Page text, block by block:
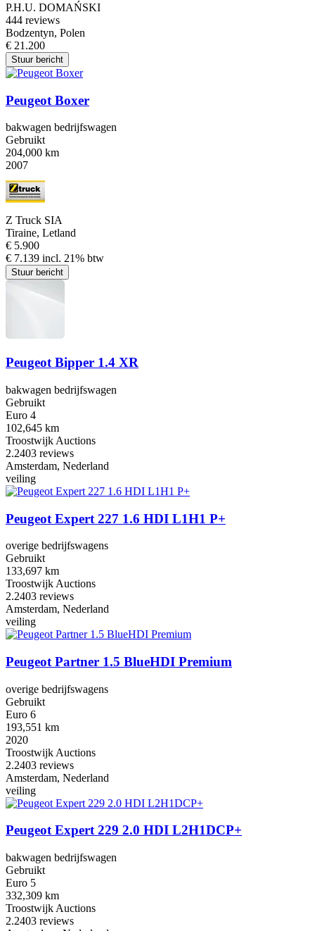
P.H.U. DOMAŃSKI
444 reviews
Bodzentyn, Polen
€ 21.200
Stuur bericht
Peugeot Boxer
bakwagen bedrijfswagen
Gebruikt
204,000 km
2007
Z Truck SIA
Tiraine, Letland
€ 5.900
€ 7.139 incl. 21% btw
Stuur bericht
Peugeot Bipper 1.4 XR
bakwagen bedrijfswagen
Gebruikt
Euro 4
102,645 km
Troostwijk Auctions
2.2403 reviews
Amsterdam, Nederland
veiling
Peugeot Expert 227 1.6 HDI L1H1 P+
overige bedrijfswagens
Gebruikt
133,697 km
Troostwijk Auctions
2.2403 reviews
Amsterdam, Nederland
veiling
Peugeot Partner 1.5 BlueHDI Premium
overige bedrijfswagens
Gebruikt
Euro 6
193,551 km
2020
Troostwijk Auctions
2.2403 reviews
Amsterdam, Nederland
veiling
Peugeot Expert 229 2.0 HDI L2H1DCP+
bakwagen bedrijfswagen
Gebruikt
Euro 5
332,309 km
Troostwijk Auctions
2.2403 reviews